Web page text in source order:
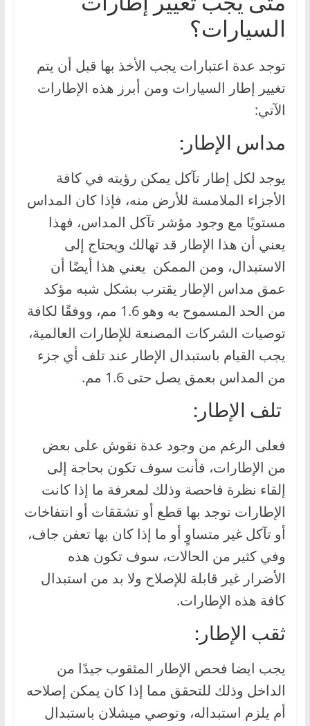
السيارات؟
توجد عدة اعتبارات يجب الأخذ بها قبل أن يتم
تغيير إطار السيارات ومن أبرز هذه الإطارات
الآتي:
مداس الإطار:
يوجد لكل إطار تآكل يمكن رؤيته في كافة
الأجزاء الملامسة للأرض منه، فإذا كان المداس
مستويًا مع وجود مؤشر تآكل المداس، فهذا
يعني أن هذا الإطار قد تهالك ويحتاج إلى
الاستبدال، ومن الممكن يعني هذا أيضًا أن
عمق مداس الإطار يقترب بشكل شبه مؤكد
من الحد المسموح به وهو 1.6 مم، ووفقًا لكافة
توصيات الشركات المصنعة للإطارات العالمية،
يجب القيام باستبدال الإطار عند تلف أي جزء
من المداس بعمق يصل حتى 1.6 مم.
تلف الإطار:
فعلى الرغم من وجود عدة نقوش على بعض
من الإطارات، فأنت سوف تكون بحاجة إلى
إلقاء نظرة فاحصة وذلك لمعرفة ما إذا كانت
الإطارات توجد بها قطع أو تشققات أو انتفاخات
أو تآكل غير متساوٍ أو ما إذا كان بها تعفن جاف،
وفي كثير من الحالات، سوف تكون هذه
الأضرار غير قابلة للإصلاح ولا بد من استبدال
كافة هذه الإطارات.
ثقب الإطار:
يجب ايضا فحص الإطار المثقوب جيدًا من
الداخل وذلك للتحقق مما إذا كان يمكن إصلاحه
أم يلزم استبداله، وتوصي ميشلان باستبدال